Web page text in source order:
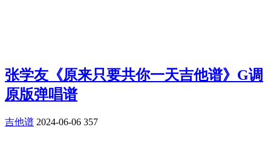
张学友《原来只要共你一天吉他谱》G调
原版弹唱谱
吉他谱 2024-06-06 357